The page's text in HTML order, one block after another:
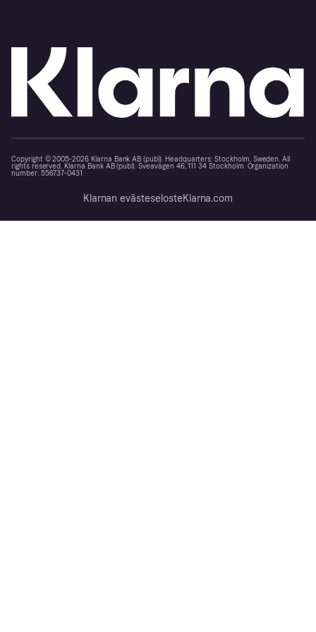
Copyright © 2005-2026 Klarna Bank AB (publ). Headquarters: Stockholm, Sweden. All
rights reserved. Klarna Bank AB (publ). Sveavägen 46, 111 34 Stockholm. Organization
number: 556737-0431
Klarnan evästeselosteKlarna.com